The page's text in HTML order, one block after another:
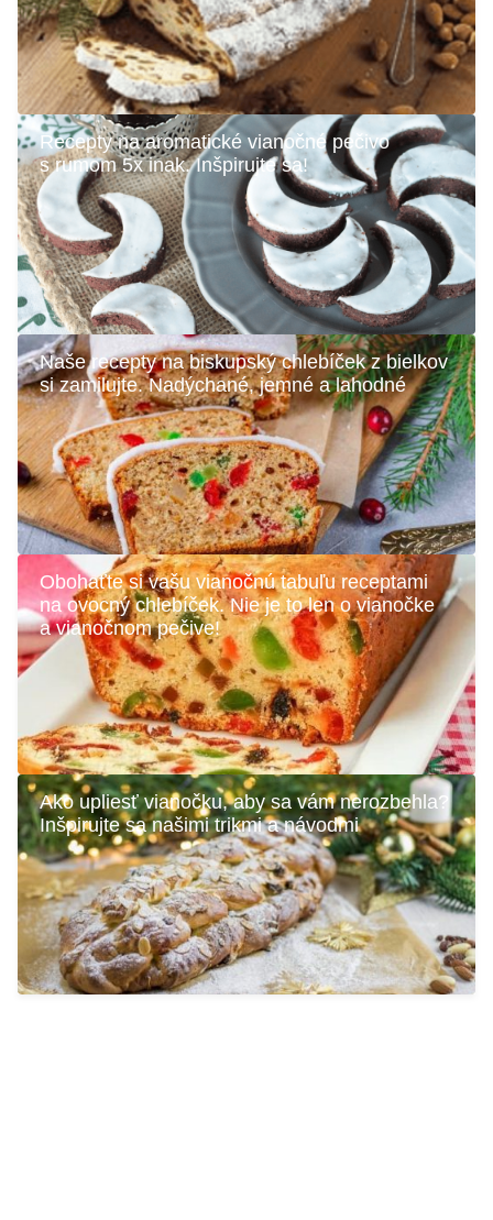
Recepty na aromatické vianočné pečivo
s rumom 5x inak. Inšpirujte sa!
Naše recepty na biskupský chlebíček z bielkov
si zamilujte. Nadýchané, jemné a lahodné
Obohaťte si vašu vianočnú tabuľu receptami
na ovocný chlebíček. Nie je to len o vianočke
a vianočnom pečive!
Ako upliesť vianočku, aby sa vám nerozbehla?
Inšpirujte sa našimi trikmi a návodmi